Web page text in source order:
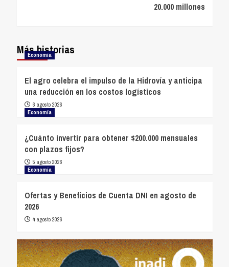
20.000 millones
Más historias
Economía
El agro celebra el impulso de la Hidrovía y anticipa
una reducción en los costos logísticos
6 agosto 2026
Economía
¿Cuánto invertir para obtener $200.000 mensuales
con plazos fijos?
5 agosto 2026
Economía
Ofertas y Beneficios de Cuenta DNI en agosto de
2026
4 agosto 2026